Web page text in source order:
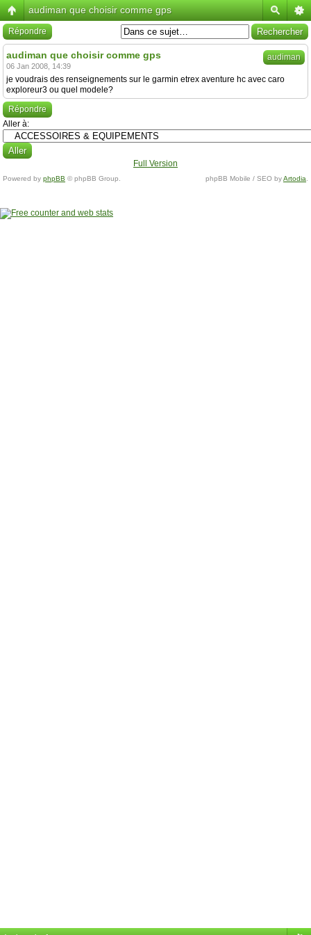
audiman que choisir comme gps
Répondre
audiman
audiman que choisir comme gps
06 Jan 2008, 14:39
je voudrais des renseignements sur le garmin etrex aventure hc avec caro
exploreur3 ou quel modele?
Répondre
Aller à:
Full Version
Powered by phpBB © phpBB Group. phpBB Mobile / SEO byArtodia